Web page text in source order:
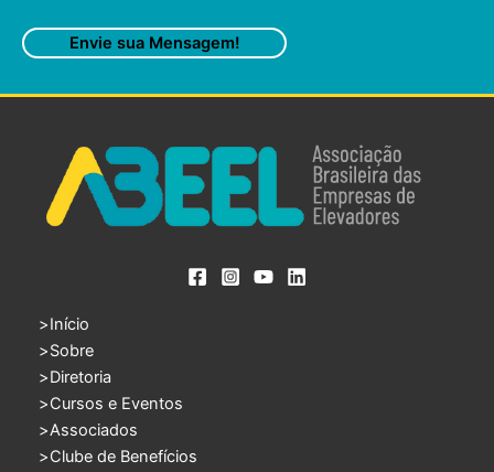
Envie sua Mensagem!
Início
Sobre
Diretoria
Cursos e Eventos
Associados
Clube de Benefícios